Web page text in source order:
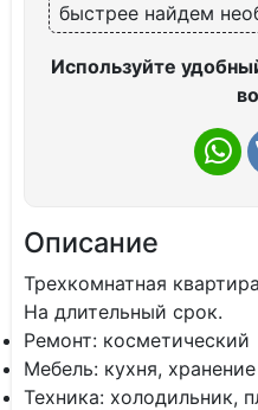
быстрее найдем
Используйте
Описание
Трехкомнатная
На длительный срок.
Ремонт: косметический
Мебель: кухня,
Техника: холодильник,